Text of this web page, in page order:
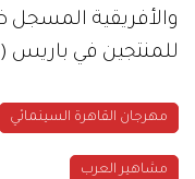
للمنتجين في باريس (FIAPF).
مهرجان القاهرة السينمائي
مشاهير العرب